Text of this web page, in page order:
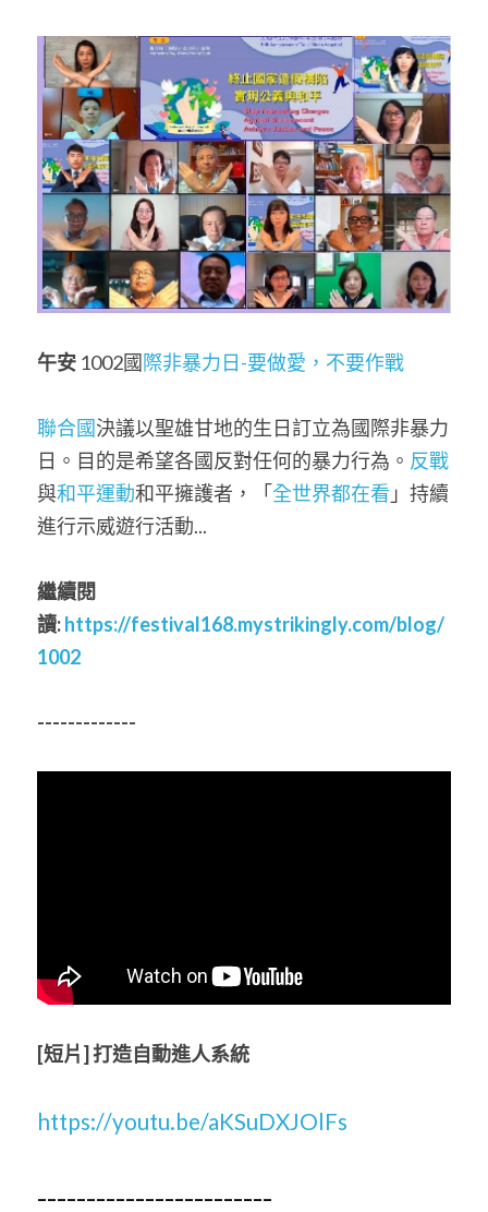
午安 1002國際非暴力日-要做愛，不要作戰
聯合國決議以聖雄甘地的生日訂立為國際非暴力
日。目的是希望各國反對任何的暴力行為。 反戰
與和平運動和平擁護者，「全世界都在看 」持續
進行示威遊行活動...
繼續閱
讀:https://festival168.mystrikingly.com/blog/
1002
-------------
[短片] 打造自動進人系統
https://youtu.be/aKSuDXJOlFs
------------------------